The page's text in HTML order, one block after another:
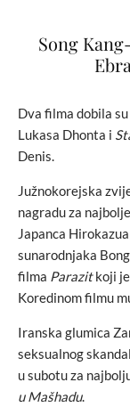
Song
Dva filma dobila
Lukasa Dhonta i
Denis.
Južnokorejska
nagradu za
Japanca
sunarodnjaka
filma Parazitkoji je
Koredinom filmu
Iranska glumica
seksualnog
u subotu za
u Mašhadu.